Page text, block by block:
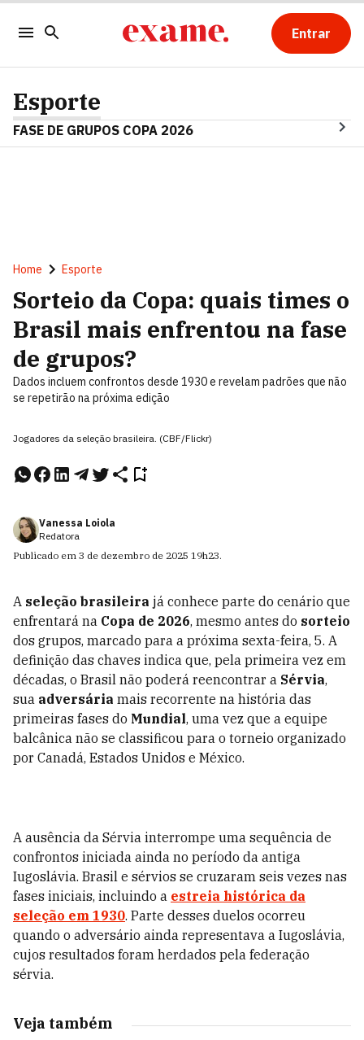
Entrar
Esporte
FASE DE GRUPOS COPA 2026
Home Esporte
Sorteio da Copa: quais times o
Brasil mais enfrentou na fase
de grupos?
Dados incluem confrontos desde 1930 e revelam padrões que não
se repetirão na próxima edição
Jogadores da seleção brasileira. (CBF/Flickr)
Vanessa Loiola
Redatora
Publicado em 3 de dezembro de 2025 19h23.
A seleção brasileira já conhece parte do cenário que
enfrentará na Copa de 2026, mesmo antes do sorteio
dos grupos, marcado para a próxima sexta-feira, 5. A
definição das chaves indica que, pela primeira vez em
décadas, o Brasil não poderá reencontrar a Sérvia,
sua adversária mais recorrente na história das
primeiras fases do Mundial, uma vez que a equipe
balcânica não se classificou para o torneio organizado
por Canadá, Estados Unidos e México.
A ausência da Sérvia interrompe uma sequência de
confrontos iniciada ainda no período da antiga
Iugoslávia. Brasil e sérvios se cruzaram seis vezes nas
fases iniciais, incluindo a estreia histórica da
seleção em 1930. Parte desses duelos ocorreu
quando o adversário ainda representava a Iugoslávia,
cujos resultados foram herdados pela federação
sérvia.
Veja também